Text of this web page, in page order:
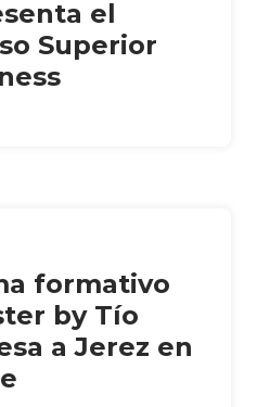
el
Superior
formativo
by Tío
a Jerez en